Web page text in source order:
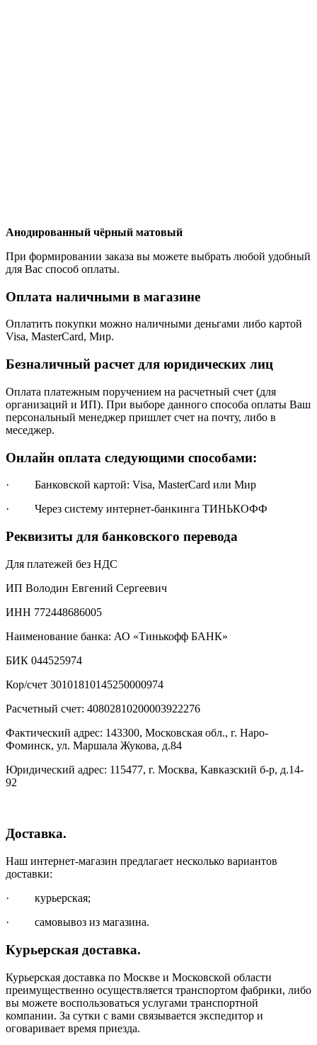
Анодированный чёрный матовый
При формировании заказа вы можете выбрать любой удобный
для Вас способ оплаты.
Оплата наличными в магазине
Оплатить покупки можно наличными деньгами либо картой
Visa, MasterCard, Мир.
Безналичный расчет для юридических лиц
Оплата платежным поручением на расчетный счет (для
организаций и ИП). При выборе данного способа оплаты Ваш
персональный менеджер пришлет счет на почту, либо в
меседжер.
Онлайн оплата следующими способами:
· Банковской картой: Visa, MasterCard или Мир
· Через систему интернет-банкинга ТИНЬКОФФ
Реквизиты для банковского перевода
Для платежей без НДС
ИП Володин Евгений Сергеевич
ИНН 772448686005
Наименование банка: АО «Тинькофф БАНК»
БИК 044525974
Кор/счет 30101810145250000974
Расчетный счет: 40802810200003922276
Фактический адрес: 143300, Московская обл., г. Наро-
Фоминск, ул. Маршала Жукова, д.84
Юридический адрес: 115477, г. Москва, Кавказский б-р, д.14-
92
Доставка.
Наш интернет-магазин предлагает несколько вариантов
доставки:
· курьерская;
· самовывоз из магазина.
Курьерская доставка.
Курьерская доставка по Москве и Московской области
преимущественно осуществляется транспортом фабрики, либо
вы можете воспользоваться услугами транспортной
компании. За сутки с вами связывается экспедитор и
оговаривает время приезда.